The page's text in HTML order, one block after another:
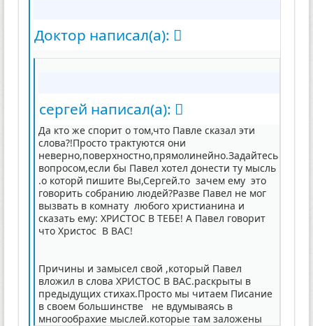
Доктор написал(а):
сергей написал(а):
Да кто же спорит о том,что Павле сказал эти
слова?!Просто трактуются они
неверно,поверхностно,прямолинейно.Задайтесь
вопросом,если бы Павел хотел донести ту мысль
.о которй пишите Вы,Сергей.то зачем ему это
говорить собранию людей?Разве Павел не мог
вызвать в комнату любого христианина и
сказать ему: ХРИСТОС В ТЕБЕ! А Павел говорит
что Христос В ВАС!
Причины и замысел свой ,который Павел
вложил в слова ХРИСТОС В ВАС.раскрыты в
предыдущих стихах.Просто мы читаем Писание
в своем большинстве не вдумываясь в
многообрахие мыслей.которые там заложены